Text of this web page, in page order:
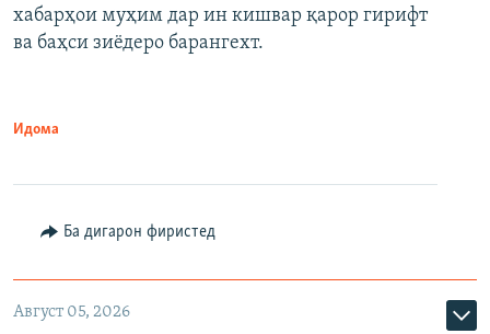
720p 1080p
хабарҳои муҳим дар ин кишвар қарор гирифт
ва баҳси зиёдеро барангехт.
Идома
Ба дигарон фиристед
Август 05, 2026